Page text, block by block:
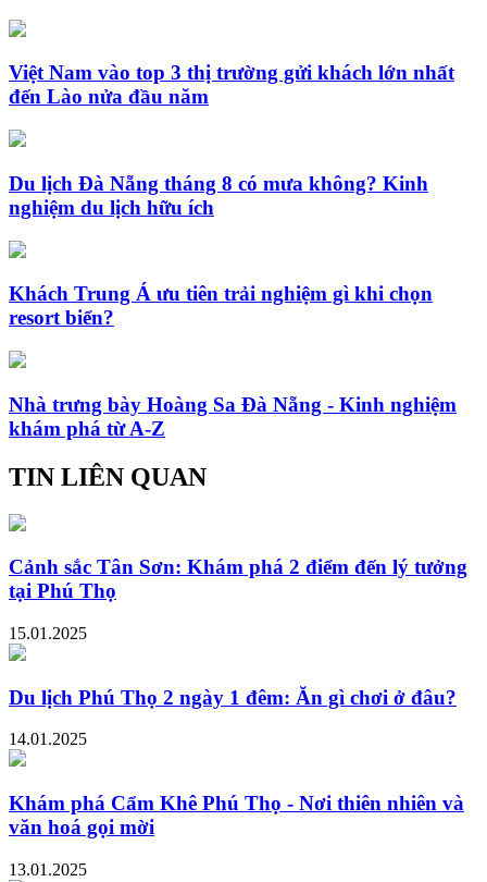
Việt Nam vào top 3 thị trường gửi khách lớn nhất
đến Lào nửa đầu năm
Du lịch Đà Nẵng tháng 8 có mưa không? Kinh
nghiệm du lịch hữu ích
Khách Trung Á ưu tiên trải nghiệm gì khi chọn
resort biển?
Nhà trưng bày Hoàng Sa Đà Nẵng - Kinh nghiệm
khám phá từ A-Z
TIN LIÊN QUAN
Cảnh sắc Tân Sơn: Khám phá 2 điểm đến lý tưởng
tại Phú Thọ
15.01.2025
Du lịch Phú Thọ 2 ngày 1 đêm: Ăn gì chơi ở đâu?
14.01.2025
Khám phá Cẩm Khê Phú Thọ - Nơi thiên nhiên và
văn hoá gọi mời
13.01.2025